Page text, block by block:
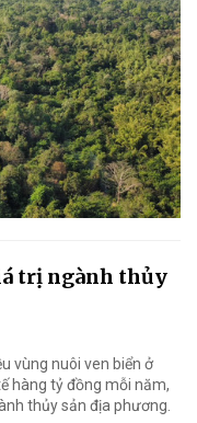
trị ngành thủy
vùng nuôi ven biển ở
hàng tỷ đồng mỗi năm,
thủy sản địa phương.